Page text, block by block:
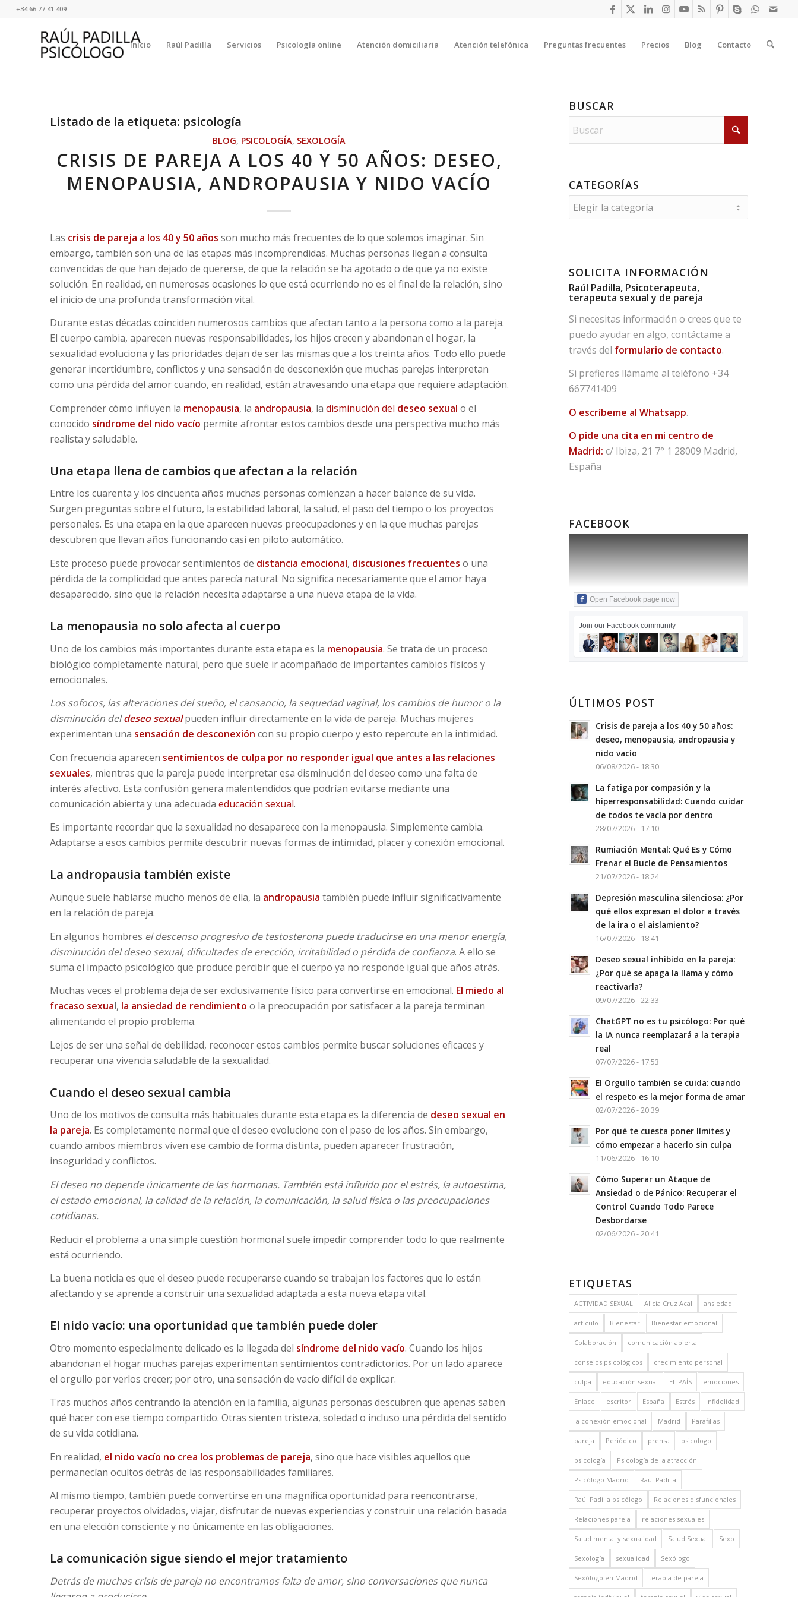
+34 66 77 41 409
Inicio Raúl Padilla Servicios Psicología online Atención domiciliaria Atención telefónica Preguntas frecuentes Precios Blog Contacto
Listado de la etiqueta: psicología
BLOG, PSICOLOGÍA, SEXOLOGÍA
CRISIS DE PAREJA A LOS 40 Y 50 AÑOS: DESEO,
MENOPAUSIA, ANDROPAUSIA Y NIDO VACÍO
Las crisis de pareja a los 40 y 50 años son mucho más frecuentes de lo que solemos imaginar. Sin
embargo, también son una de las etapas más incomprendidas. Muchas personas llegan a consulta
convencidas de que han dejado de quererse, de que la relación se ha agotado o de que ya no existe
solución. En realidad, en numerosas ocasiones lo que está ocurriendo no es el final de la relación, sino
el inicio de una profunda transformación vital.
Durante estas décadas coinciden numerosos cambios que afectan tanto a la persona como a la pareja.
El cuerpo cambia, aparecen nuevas responsabilidades, los hijos crecen y abandonan el hogar, la
sexualidad evoluciona y las prioridades dejan de ser las mismas que a los treinta años. Todo ello puede
generar incertidumbre, conflictos y una sensación de desconexión que muchas parejas interpretan
como una pérdida del amor cuando, en realidad, están atravesando una etapa que requiere adaptación.
Comprender cómo influyen la menopausia, la andropausia, la disminución del deseo sexual o el
conocido síndrome del nido vacío permite afrontar estos cambios desde una perspectiva mucho más
realista y saludable.
Una etapa llena de cambios que afectan a la relación
Entre los cuarenta y los cincuenta años muchas personas comienzan a hacer balance de su vida.
Surgen preguntas sobre el futuro, la estabilidad laboral, la salud, el paso del tiempo o los proyectos
personales. Es una etapa en la que aparecen nuevas preocupaciones y en la que muchas parejas
descubren que llevan años funcionando casi en piloto automático.
Este proceso puede provocar sentimientos de distancia emocional, discusiones frecuentes o una
pérdida de la complicidad que antes parecía natural. No significa necesariamente que el amor haya
desaparecido, sino que la relación necesita adaptarse a una nueva etapa de la vida.
La menopausia no solo afecta al cuerpo
Uno de los cambios más importantes durante esta etapa es la menopausia. Se trata de un proceso
biológico completamente natural, pero que suele ir acompañado de importantes cambios físicos y
emocionales.
Los sofocos, las alteraciones del sueño, el cansancio, la sequedad vaginal, los cambios de humor o la
disminución deldeseo sexual pueden influir directamente en la vida de pareja. Muchas mujeres
experimentan una sensación de desconexión con su propio cuerpo y esto repercute en la intimidad.
Con frecuencia aparecen sentimientos de culpa por no responder igual que antes a las relaciones
sexuales, mientras que la pareja puede interpretar esa disminución del deseo como una falta de
interés afectivo. Esta confusión genera malentendidos que podrían evitarse mediante una
comunicación abierta y una adecuada educación sexual.
Es importante recordar que la sexualidad no desaparece con la menopausia. Simplemente cambia.
Adaptarse a esos cambios permite descubrir nuevas formas de intimidad, placer y conexión emocional.
La andropausia también existe
Aunque suele hablarse mucho menos de ella, la andropausia también puede influir significativamente
en la relación de pareja.
En algunos hombres el descenso progresivo de testosterona puede traducirse en una menor energía,
disminución del deseo sexual, dificultades de erección, irritabilidad o pérdida de confianza. A ello se
suma el impacto psicológico que produce percibir que el cuerpo ya no responde igual que años atrás.
Muchas veces el problema deja de ser exclusivamente físico para convertirse en emocional. El miedo al
fracaso sexual, la ansiedad de rendimiento o la preocupación por satisfacer a la pareja terminan
alimentando el propio problema.
Lejos de ser una señal de debilidad, reconocer estos cambios permite buscar soluciones eficaces y
recuperar una vivencia saludable de la sexualidad.
Cuando el deseo sexual cambia
Uno de los motivos de consulta más habituales durante esta etapa es la diferencia de deseo sexual en
la pareja. Es completamente normal que el deseo evolucione con el paso de los años. Sin embargo,
cuando ambos miembros viven ese cambio de forma distinta, pueden aparecer frustración,
inseguridad y conflictos.
El deseo no depende únicamente de las hormonas. También está influido por el estrés, la autoestima,
el estado emocional, la calidad de la relación, la comunicación, la salud física o las preocupaciones
cotidianas.
Reducir el problema a una simple cuestión hormonal suele impedir comprender todo lo que realmente
está ocurriendo.
La buena noticia es que el deseo puede recuperarse cuando se trabajan los factores que lo están
afectando y se aprende a construir una sexualidad adaptada a esta nueva etapa vital.
El nido vacío: una oportunidad que también puede doler
Otro momento especialmente delicado es la llegada del síndrome del nido vacío. Cuando los hijos
abandonan el hogar muchas parejas experimentan sentimientos contradictorios. Por un lado aparece
el orgullo por verlos crecer; por otro, una sensación de vacío difícil de explicar.
Tras muchos años centrando la atención en la familia, algunas personas descubren que apenas saben
qué hacer con ese tiempo compartido. Otras sienten tristeza, soledad o incluso una pérdida del sentido
de su vida cotidiana.
En realidad, el nido vacío no crea los problemas de pareja, sino que hace visibles aquellos que
permanecían ocultos detrás de las responsabilidades familiares.
Al mismo tiempo, también puede convertirse en una magnífica oportunidad para reencontrarse,
recuperar proyectos olvidados, viajar, disfrutar de nuevas experiencias y construir una relación basada
en una elección consciente y no únicamente en las obligaciones.
La comunicación sigue siendo el mejor tratamiento
Detrás de muchas crisis de pareja no encontramos falta de amor, sino conversaciones que nunca
BUSCAR
CATEGORÍAS
Categorías
SOLICITA INFORMACIÓN
Raúl Padilla, Psicoterapeuta,
terapeuta sexual y de pareja
Si necesitas información o crees que te
puedo ayudar en algo, contáctame a
través del formulario de contacto.
Si prefieres llámame al teléfono +34
667741409
O escríbeme al Whatsapp.
O pide una cita en mi centro de
Madrid: c/ Ibiza, 21 7° 1 28009 Madrid,
España
FACEBOOK
Open Facebook page now
Join our Facebook community
ÚLTIMOS POST
Crisis de pareja a los 40 y 50 años:
deseo, menopausia, andropausia y
nido vacío
06/08/2026 - 18:30
La fatiga por compasión y la
hiperresponsabilidad: Cuando cuidar
de todos te vacía por dentro
28/07/2026 - 17:10
Rumiación Mental: Qué Es y Cómo
Frenar el Bucle de Pensamientos
21/07/2026 - 18:24
Depresión masculina silenciosa: ¿Por
qué ellos expresan el dolor a través
de la ira o el aislamiento?
16/07/2026 - 18:41
Deseo sexual inhibido en la pareja:
¿Por qué se apaga la llama y cómo
reactivarla?
09/07/2026 - 22:33
ChatGPT no es tu psicólogo: Por qué
la IA nunca reemplazará a la terapia
real
07/07/2026 - 17:53
El Orgullo también se cuida: cuando
el respeto es la mejor forma de amar
02/07/2026 - 20:39
Por qué te cuesta poner límites y
cómo empezar a hacerlo sin culpa
11/06/2026 - 16:10
Cómo Superar un Ataque de
Ansiedad o de Pánico: Recuperar el
Control Cuando Todo Parece
Desbordarse
02/06/2026 - 20:41
ETIQUETAS
ACTIVIDAD SEXUAL Alicia Cruz Acal ansiedad
artículo Bienestar Bienestar emocional
Colaboración comunicación abierta
consejos psicológicos crecimiento personal
culpa educación sexual EL PAÍS emociones
Enlace escritor España Estrés Infidelidad
la conexión emocional Madrid Parafilias
pareja Periódico prensa psicologo
psicología Psicología de la atracción
Psicólogo Madrid Raúl Padilla
Raúl Padilla psicólogo Relaciones disfuncionales
Relaciones pareja relaciones sexuales
Salud mental y sexualidad Salud Sexual Sexo
Sexología sexualidad Sexólogo
Sexólogo en Madrid terapia de pareja